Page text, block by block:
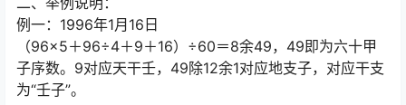
例一：1996年1月16日
（96×5＋96÷4＋9＋16）÷60＝8余49，49即为六十甲
子序数。9对应天干壬，49除12余1对应地支子，对应干支
为“壬子”。